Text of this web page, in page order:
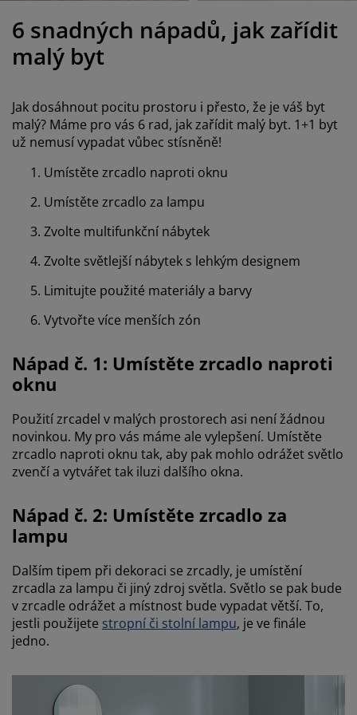
skříněrámy s úložným prostorem
matrace
o nábytek/doplňky
osvětlení
6 snadných nápadů, jak zařídit
malý byt
Jak dosáhnout pocitu prostoru i přesto, že je váš byt
malý? Máme pro vás 6 rad, jak zařídit malý byt. 1+1 byt
už nemusí vypadat vůbec stísněně!
Umístěte zrcadlo naproti oknu
Umístěte zrcadlo za lampu
Zvolte multifunkční nábytek
Zvolte světlejší nábytek s lehkým designem
Limitujte použité materiály a barvy
Vytvořte více menších zón
Nápad č. 1: Umístěte zrcadlo naproti
oknu
Použití zrcadel v malých prostorech asi není žádnou
novinkou. My pro vás máme ale vylepšení. Umístěte
zrcadlo naproti oknu tak, aby pak mohlo odrážet světlo
zvenčí a vytvářet tak iluzi dalšího okna.
Nápad č. 2: Umístěte zrcadlo za
lampu
Dalším tipem při dekoraci se zrcadly, je umístění
zrcadla za lampu či jiný zdroj světla. Světlo se pak bude
v zrcadle odrážet a místnost bude vypadat větší. To,
jestli použijete stropní či stolní lampu, je ve finále
jedno.